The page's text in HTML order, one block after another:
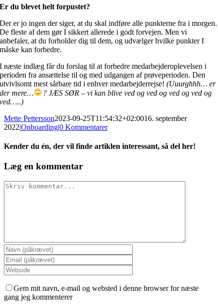
Er du blevet helt forpustet?
Der er jo ingen der siger, at du skal indføre alle punkterne fra i morgen.
De fleste af dem gør I sikkert allerede i godt forvejen. Men vi
anbefaler, at du forholder dig til dem, og udvælger hvilke punkter I
måske kan forbedre.
I næste indlæg får du forslag til at forbedre medarbejderoplevelsen i
perioden fra ansættelse til og med udgangen af prøveperioden. Den
utvivlsomt mest sårbare tid i enhver medarbejderrejse!(Uuurghhh… er
der mere…
? JÆS SØR – vi kan blive ved og ved og ved og ved og
ved…..)
Mette Pettersson2023-09-25T11:54:32+02:0016. september
2022|Onboarding|0 Kommentarer
Kender du én, der vil finde artiklen interessant, så del her!
Facebook
LinkedIn
E-
Læg en kommentar
Comment
Gem mit navn, e-mail og websted i denne browser for næste
gang jeg kommenterer